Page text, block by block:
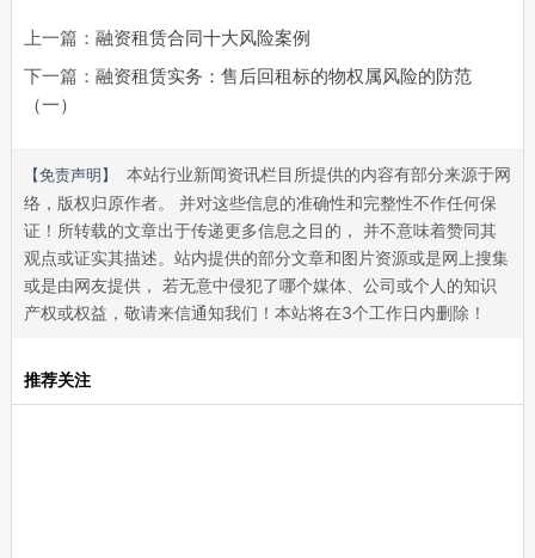
上一篇： 融资租赁合同十大风险案例
下一篇： 融资租赁实务：售后回租标的物权属风险的防范
（一）
【免责声明】
本站行业新闻资讯栏目所提供的内容有部分来源于网
络，版权归原作者。 并对这些信息的准确性和完整性不作任何保
证！所转载的文章出于传递更多信息之目的， 并不意味着赞同其
观点或证实其描述。站内提供的部分文章和图片资源或是网上搜集
或是由网友提供， 若无意中侵犯了哪个媒体、公司或个人的知识
产权或权益，敬请来信通知我们！本站将在3个工作日内删除！
推荐关注